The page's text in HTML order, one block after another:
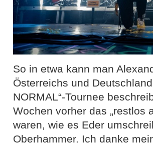
So in etwa kann man
Österreichs und
NORMAL“-Tournee
Wochen vorher das „restlos
waren, wie es Eder
Oberhammer. Ich danke